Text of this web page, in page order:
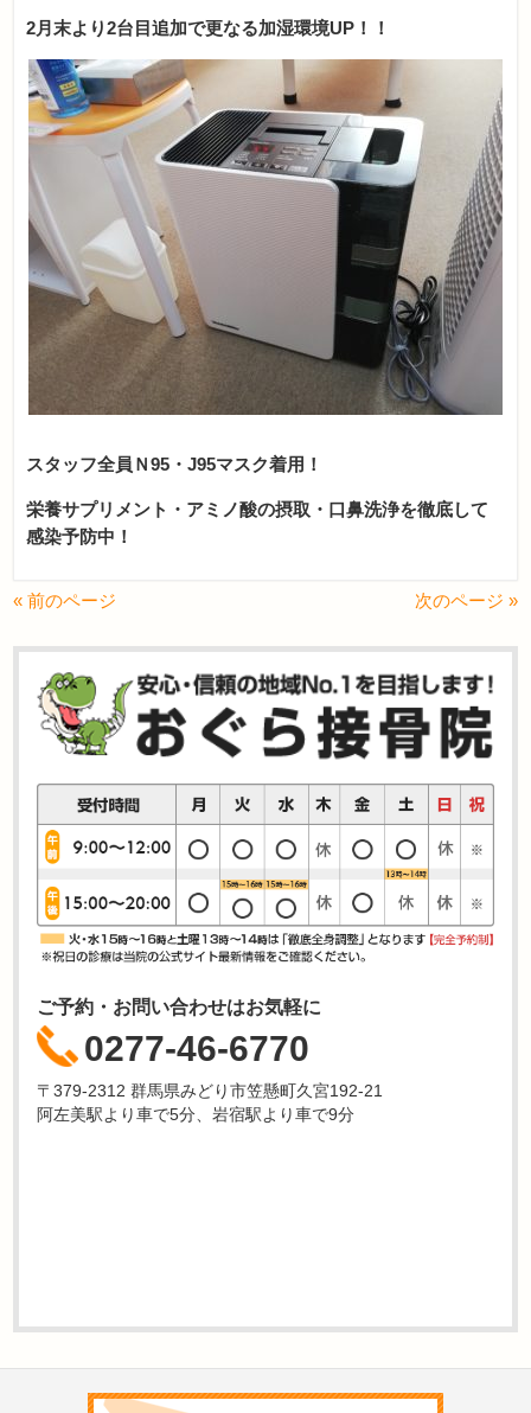
2月末より2台目追加で更なる加湿環境UP！！
スタッフ全員Ｎ95・J95マスク着用！
栄養サプリメント・アミノ酸の摂取・口鼻洗浄を徹底して
感染予防中！
« 前のページ 次のページ »
ご予約・お問い合わせはお気軽に
0277-46-6770
〒379-2312 群馬県みどり市笠懸町久宮192-21
阿左美駅より車で5分、岩宿駅より車で9分